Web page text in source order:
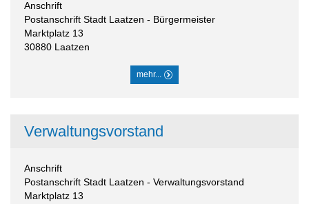
Anschrift
Postanschrift Stadt Laatzen - Bürgermeister
Marktplatz 13
30880 Laatzen
mehr...
Verwaltungsvorstand
Anschrift
Postanschrift Stadt Laatzen - Verwaltungsvorstand
Marktplatz 13